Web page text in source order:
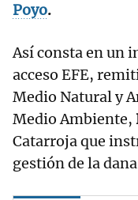
Poyo.
Así consta en un
acceso EFE,
Medio Natural y
Medio Ambiente,
Catarroja que
gestión de la